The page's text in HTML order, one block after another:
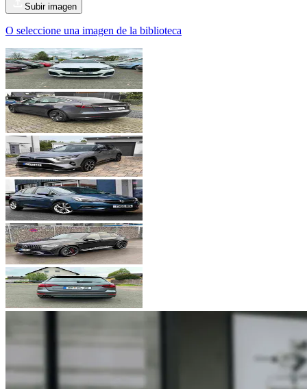
Subir imagen
O seleccione una imagen de la biblioteca